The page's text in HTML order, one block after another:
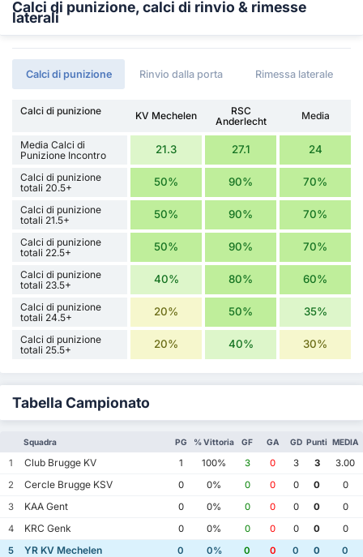
Calci di punizione, calci di rinvio & rimesse
laterali
Calci di punizione Rinvio dalla porta Rimessa laterale
Calci di punizione KV Mechelen
RSC
Anderlecht
Media
Media Calci di
Punizione Incontro
21.3 27.1 24
Calci di punizione
totali 20.5+
50% 90% 70%
Calci di punizione
totali 21.5+
50% 90% 70%
Calci di punizione
totali 22.5+
50% 90% 70%
Calci di punizione
totali 23.5+
40% 80% 60%
Calci di punizione
totali 24.5+
20% 50% 35%
Calci di punizione
totali 25.5+
20% 40% 30%
Tabella Campionato
Squadra PG % Vittoria GF GA GD Punti MEDIA
1 Club Brugge KV 1 100% 3 0 3 3
3.00
2
Cercle Brugge KSV 0 0% 0 0 0 0
0
3
KAA Gent 0 0% 0 0 0 0
0
4
KRC Genk 0 0% 0 0 0 0
0
5
YR KV Mechelen 0 0% 0 0 0 0
0